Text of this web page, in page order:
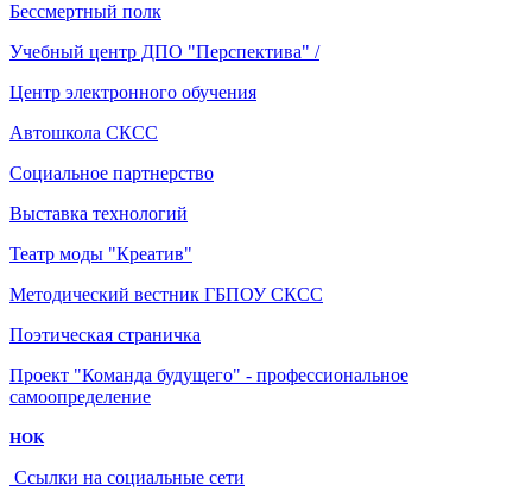
Бессмертный полк
Учебный центр ДПО "Перспектива" /
Центр электронного обучения
Автошкола СКСС
Социальное партнерство
Выставка технологий
Театр моды "Креатив"
Методический вестник ГБПОУ СКСС
Поэтическая страничка
Проект "Команда будущего" - профессиональное
самоопределение
НОК
Ссылки на социальные сети